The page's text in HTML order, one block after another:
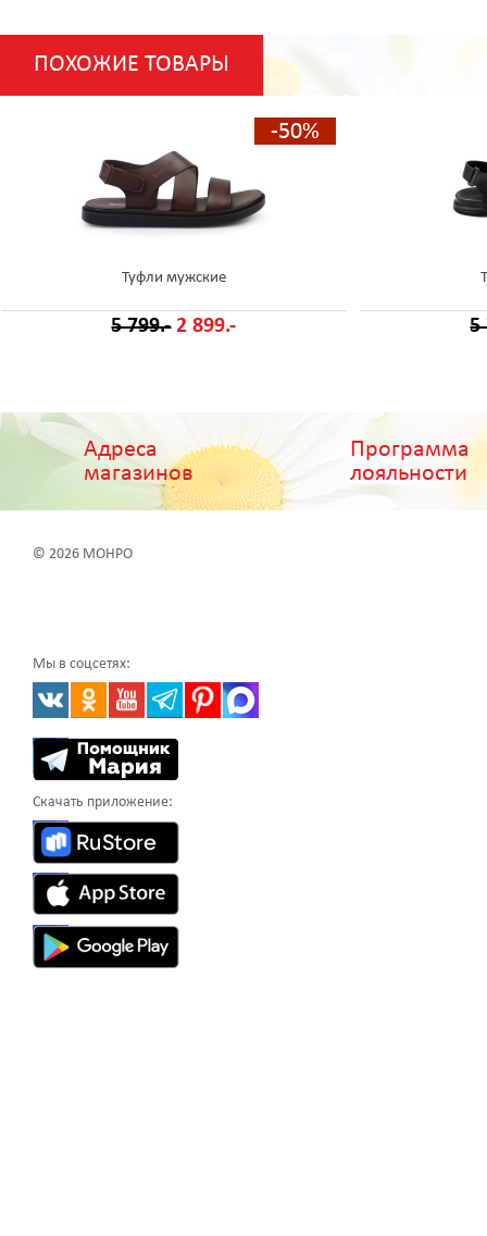
ПОХОЖИЕ ТОВАРЫ
-50%
Туфли мужские
5 799.- 2 899.- 5
Адреса
магазинов
Программа
лояльности
© 2026 МОНРО
Мы в соцсетях:
Скачать приложение: